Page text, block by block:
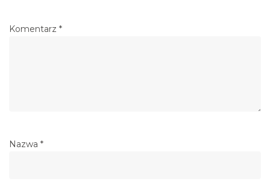
Komentarz *
Nazwa *